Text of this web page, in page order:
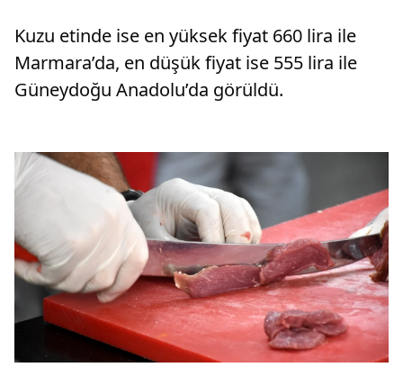
Kuzu etinde ise en yüksek fiyat 660 lira ile
Marmara’da, en düşük fiyat ise 555 lira ile
Güneydoğu Anadolu’da görüldü.